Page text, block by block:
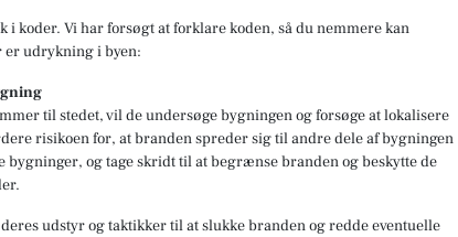
i koder. Vi har forsøgt at forklare koden, så du nemmere kan
er udrykning i byen:
til stedet, vil de undersøge bygningen og forsøge at lokalisere
risikoen for, at branden spreder sig til andre dele af bygningen
og tage skridt til at begrænse branden og beskytte de
udstyr og taktikker til at slukke branden og redde eventuelle